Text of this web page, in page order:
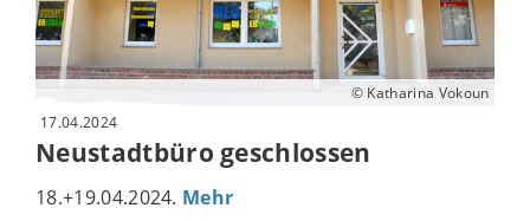
© Katharina Vokoun
17.04.2024
Neustadtbüro geschlossen
18.+19.04.2024. Mehr